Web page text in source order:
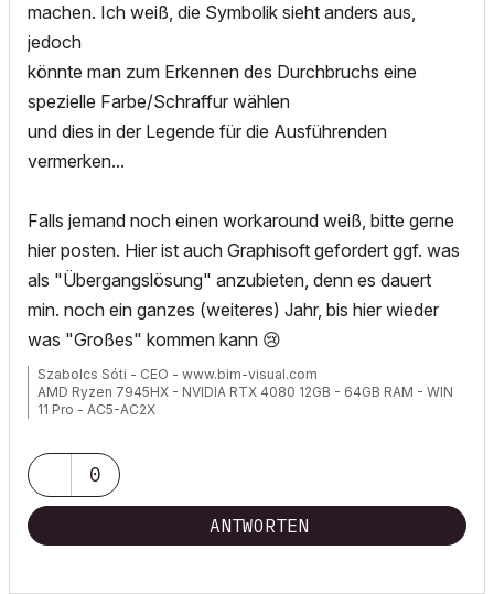
machen. Ich weiß, die Symbolik sieht anders aus,
jedoch
könnte man zum Erkennen des Durchbruchs eine
spezielle Farbe/Schraffur wählen
und dies in der Legende für die Ausführenden
vermerken...
Falls jemand noch einen workaround weiß, bitte gerne
hier posten. Hier ist auch Graphisoft gefordert ggf. was
als "Übergangslösung" anzubieten, denn es dauert
min. noch ein ganzes (weiteres) Jahr, bis hier wieder
was "Großes" kommen kann 😢
Szabolcs Sóti - CEO - www.bim-visual.com
AMD Ryzen 7945HX - NVIDIA RTX 4080 12GB - 64GB RAM - WIN
11 Pro - AC5-AC2X
0
ANTWORTEN